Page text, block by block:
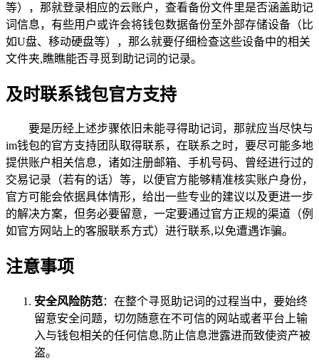
等），那就登录相应的云账户，查看备份文件里是否涵盖助记
词信息，有些用户或许会将钱包数据备份至外部存储设备（比
如U盘、移动硬盘等），那么就要仔细检查这些设备中的相关
文件夹,瞧瞧能否寻觅到助记词的记录。
及时联系钱包官方支持
要是历经上述步骤依旧未能寻得助记词，那就应当尽快与
im钱包的官方支持团队取得联系，在联系之时，要尽可能多地
提供账户相关信息，诸如注册邮箱、手机号码、曾经进行过的
交易记录（若有的话）等，以便官方能够精准核实账户身份，
官方可能会依据具体情形，给出一些专业的建议以及更进一步
的解决方案，但务必要留意，一定要通过官方正规的渠道（例
如官方网站上的客服联系方式）进行联系,以免遭遇诈骗。
注意事项
安全风险防范：在整个寻觅助记词的过程当中，要始终
留意安全问题，切勿随意在不可信的网站或者平台上输
入与钱包相关的任何信息,防止信息泄露进而致使资产被
盗。